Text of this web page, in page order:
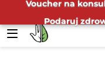
Voucher na
Podaruj